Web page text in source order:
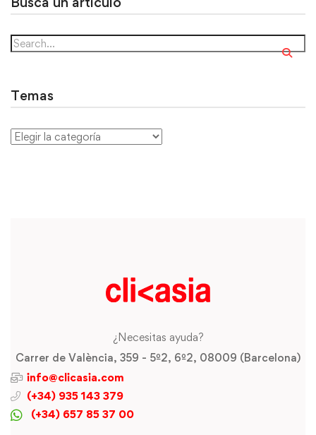
Temas
¿Necesitas ayuda?
Carrer de València, 359 - 5º2, 6º2, 08009 (Barcelona)
info@clicasia.com
(+34) 935 143 379
(+34) 657 85 37 00